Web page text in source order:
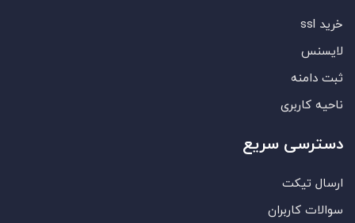
خرید ssl
لایسنس
ثبت دامنه
ناحیه کاربری
دسترسی سریع
ارسال تیکت
سوالات کاربران